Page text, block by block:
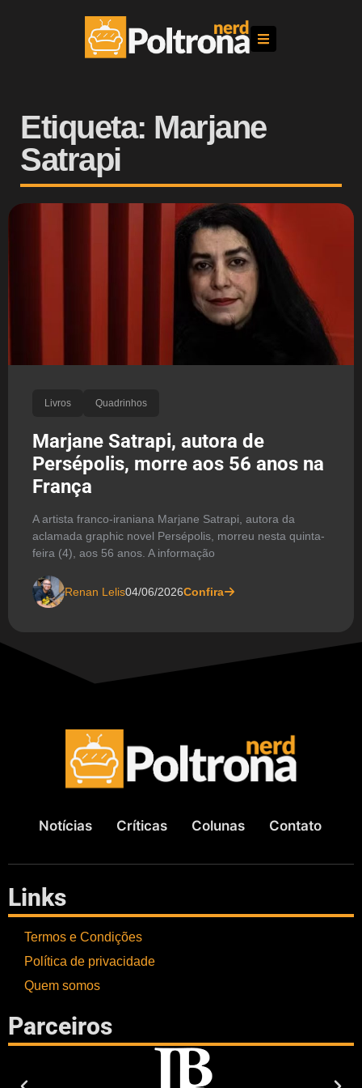
Etiqueta: Marjane
Satrapi
Livros Quadrinhos
Marjane Satrapi, autora de
Persépolis, morre aos 56 anos na
França
A artista franco-iraniana Marjane Satrapi, autora da
aclamada graphic novel Persépolis, morreu nesta quinta-
feira (4), aos 56 anos. A informação
Renan Lelis04/06/2026Confira
Notícias Críticas Colunas Contato
Links
Termos e Condições
Política de privacidade
Quem somos
Parceiros